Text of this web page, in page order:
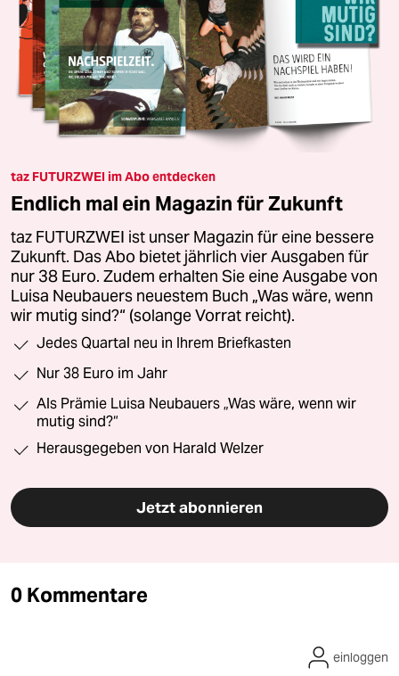
taz FUTURZWEI im Abo entdecken
Endlich mal ein Magazin für Zukunft
taz FUTURZWEI ist unser Magazin für eine bessere
Zukunft. Das Abo bietet jährlich vier Ausgaben für
nur 38 Euro. Zudem erhalten Sie eine Ausgabe von
Luisa Neubauers neuestem Buch „Was wäre, wenn
wir mutig sind?“ (solange Vorrat reicht).
Jedes Quartal neu in Ihrem Briefkasten
Nur 38 Euro im Jahr
Als Prämie Luisa Neubauers „Was wäre, wenn wir
mutig sind?“
Herausgegeben von Harald Welzer
Jetzt abonnieren
0 Kommentare
einloggen